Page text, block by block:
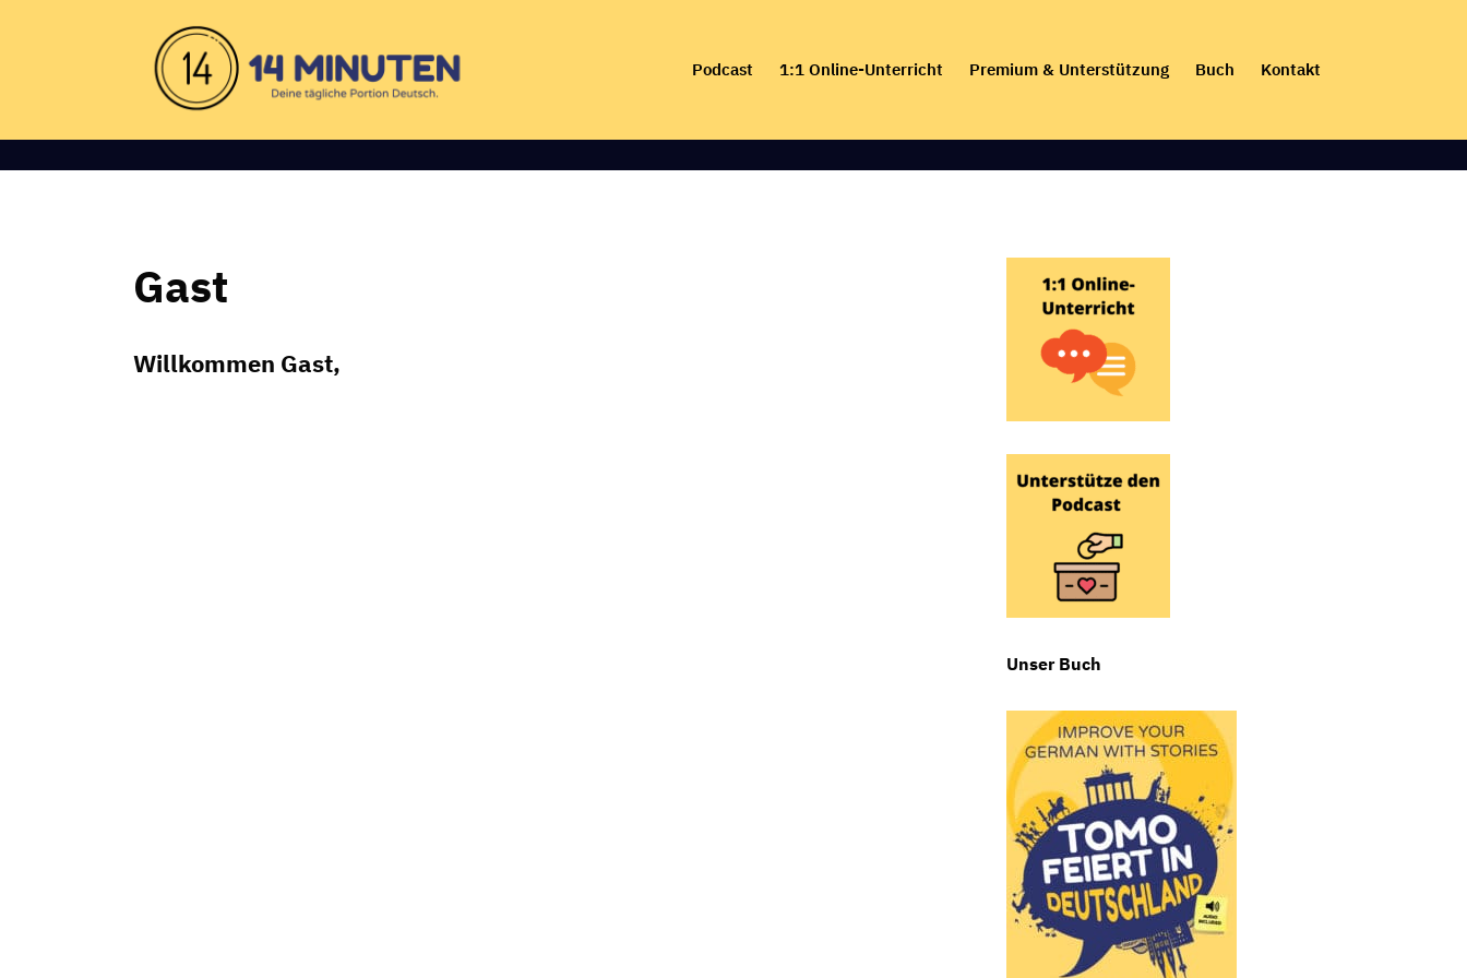
content
Podcast 1:1 Online-Unterricht Premium & Unterstützung Buch Kontakt
Gast
Willkommen Gast,
Unser Buch